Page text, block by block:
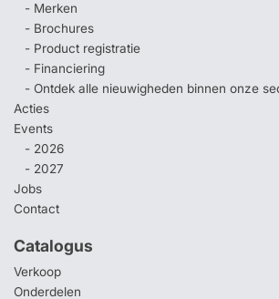
- Merken
- Brochures
- Product registratie
- Financiering
- Ontdek alle nieuwigheden binnen onze
Acties
Events
- 2026
- 2027
Jobs
Contact
Catalogus
Verkoop
Onderdelen